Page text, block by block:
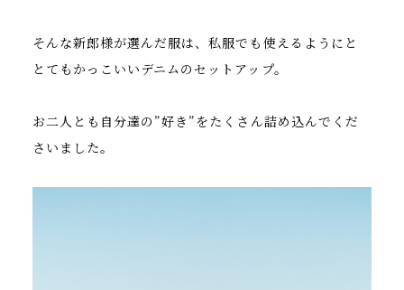
そんな新郎様が選んだ服は、私服でも使えるようにと
とてもかっこいいデニムのセットアップ。
お二人とも自分達の”好き”をたくさん詰め込んでくだ
さいました。